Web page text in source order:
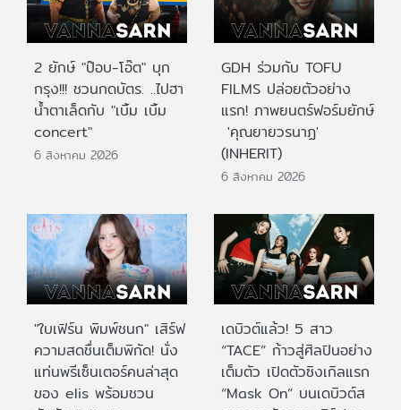
2 ยักษ์ "ป๊อบ-โอ๊ต" บุก
กรุง!!! ชวนกดบัตร. ..ไปฮา
น้ำตาเล็ดกับ "เบิ้ม เบิ้ม
concert"
6 สิงหาคม 2026
GDH ร่วมกับ TOFU
FILMS ปล่อยตัวอย่าง
แรก! ภาพยนตร์ฟอร์มยักษ์
'คุณยายวรนาฏ'
(INHERIT)
6 สิงหาคม 2026
"ใบเฟิร์น พิมพ์ชนก" เสิร์ฟ
ความสดชื่นเต็มพิกัด! นั่ง
แท่นพรีเซ็นเตอร์คนล่าสุด
ของ elis พร้อมชวน
เดบิวต์แล้ว! 5 สาว
“TACE” ก้าวสู่ศิลปินอย่าง
เต็มตัว เปิดตัวซิงเกิลแรก
“Mask On” บนเดบิวต์ส